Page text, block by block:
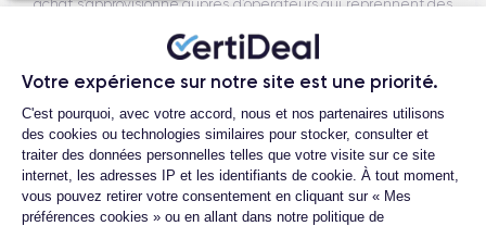
Votre expérience sur notre site est une priorité.
Plateforme de Gestion du
C'est pourquoi, avec votre accord, nous et nos partenaires utilisons
des cookies ou technologies similaires pour stocker, consulter et
traiter des données personnelles telles que votre visite sur ce site
internet, les adresses IP et les identifiants de cookie. À tout moment,
vous pouvez retirer votre consentement en cliquant sur « Mes
préférences cookies » ou en allant dans notre politique de
achat s’approvisionne auprès d’opérateurs qui reprennent des
smartphones n’ayant connu qu’un seul et unique propriétaire.
Chacun des produits reconditionnés mis à la vente sur notre
site est alors récupéré physiquement par nos soins et suit dans
nos locaux un processus d’homologation en trois étapes :
vérification, test et validation. Nos experts sont ainsi les
premiers à intervenir techniquement sur le produit, que nous
reconditionnons nous-mêmes en interne, sans autre
intermédiaire. C’est l’assurance pour nos clients d’acheter un